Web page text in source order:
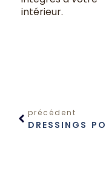
intérieur.
précédent